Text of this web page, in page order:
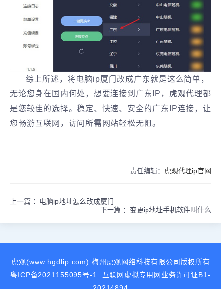
综上所述，将电脑ip厦门改成广东就是这么简单，
无论您身在国内何处，想要连接到广东IP，虎观代理都
是您较佳的选择。稳定、快速、安全的广东IP连接，让
您畅游互联网，访问所需网站轻松无阻。
责任编辑： 虎观代理ip官网
上一篇 ： 电脑ip地址怎么改成厦门
下一篇 ： 变更ip地址手机软件叫什么
虎观(www.hgdlip.com) 梅州虎观网络科技有限公司版权所有
粤ICP备2021155095号-1
互联网虚拟专用网业务许可证B1-